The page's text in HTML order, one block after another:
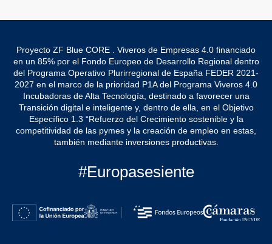
Proyecto ZF Blue CORE . Viveros de Empresas 4.0 financiado
en un 85% por el Fondo Europeo de Desarrollo Regional dentro
del Programa Operativo Plurirregional de España FEDER 2021-
2027 en el marco de la prioridad P1A del Programa Viveros 4.0
Incubadoras de Alta Tecnología, destinado a favorecer una
Transición digital e inteligente y, dentro de ella, en el Objetivo
Específico 1.3 “Refuerzo del Crecimiento sostenible y la
competitividad de las pymes y la creación de empleo en estas,
también mediante inversiones productivas.
#Europasesiente